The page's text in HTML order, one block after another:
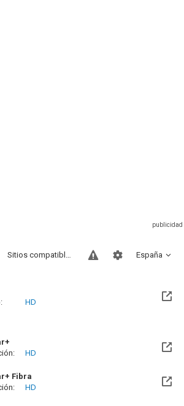
España
Sitios compatibles
HD
hasta el Mié, 30 Jun 2027 (Quedan 10 meses)
HD
Fibra
hasta el Mié, 30 Jun 2027 (Quedan 10 meses)
HD